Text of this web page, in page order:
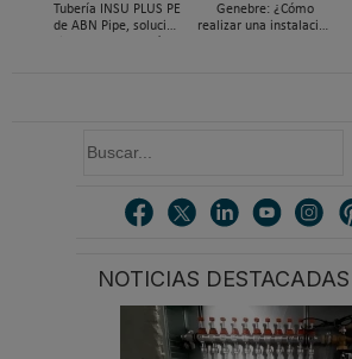
Tubería INSU PLUS PE
de ABN Pipe, solución
Genebre: ¿Cómo
realizar una instalación
u
NOTICIAS DESTACADAS